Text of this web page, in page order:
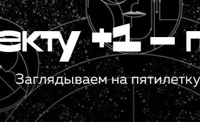
+1 —
Заглядываем на